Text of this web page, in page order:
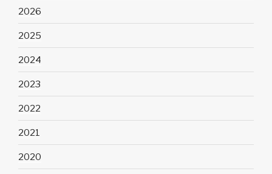
2026
2025
2024
2023
2022
2021
2020